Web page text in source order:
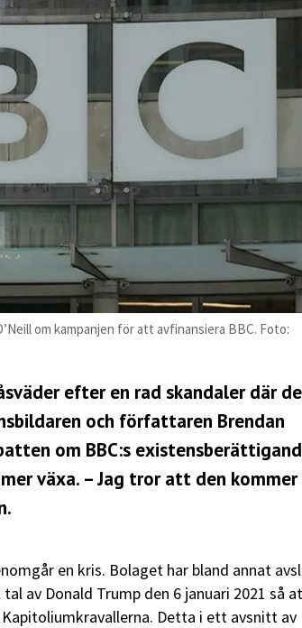
om kampanjen för att avfinansiera BBC. Foto:
efter en rad skandaler där de
och författaren Brendan
om BBC:s
växa. – Jag tror att den
en kris. Bolaget har bland annat
av Donald Trump den 6 januari 2021 så
Detta i ett avsnitt av